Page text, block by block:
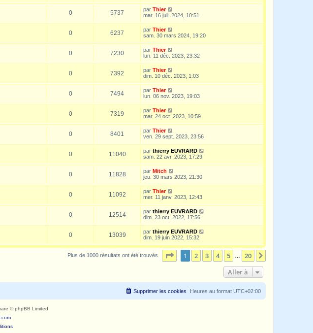
0 5737 par Thier
mar. 16 juil. 2024, 10:51
0 6237 par Thier
sam. 30 mars 2024, 19:20
0 7230 par Thier
lun. 11 déc. 2023, 23:32
0 7392 par Thier
dim. 10 déc. 2023, 1:03
0 7494 par Thier
lun. 06 nov. 2023, 19:03
0 7319 par Thier
mar. 24 oct. 2023, 10:59
0 8401 par Thier
ven. 29 sept. 2023, 23:56
0 11040 par thierry EUVRARD
sam. 22 avr. 2023, 17:29
0 11828 par Mitch
jeu. 30 mars 2023, 21:30
0 11092 par Thier
mer. 11 janv. 2023, 12:43
0 12514 par thierry EUVRARD
dim. 23 oct. 2022, 17:56
0 13039 par thierry EUVRARD
dim. 19 juin 2022, 15:32
Plus de 1000 résultats ont été trouvés Page sur20
1 2 3 4 5 20
Aller à
Heures au format UTC+02:00
Supprimer les cookies
© phpBB Limited